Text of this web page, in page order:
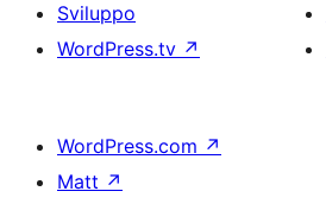
Sviluppo
WordPress.tv ↗
WordPress.com ↗
Matt ↗